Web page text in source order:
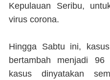
Kepulauan Seribu,
virus corona.
Hingga Sabtu ini,
bertambah menjadi
kasus dinyatakan